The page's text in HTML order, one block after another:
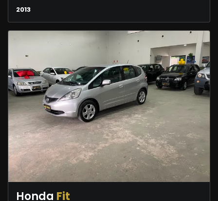
2013
Honda Fit